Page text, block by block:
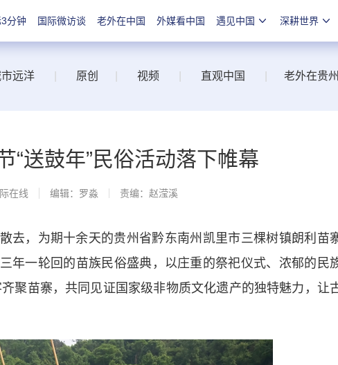
3分钟 国际微访谈 老外在中国 外媒看中国 遇见中国 深耕世界
远洋 原创 视频 直观中国 老外在贵
“送鼓年”民俗活动落下帷幕
在线 编辑：罗淼 责编：赵滢溪
，为期十余天的贵州省黔东南州凯里市三棵树镇朗利苗
年一轮回的苗族民俗盛典，以庄重的祭祀仪式、浓郁的民
聚苗寨，共同见证国家级非物质文化遗产的独特魅力，让